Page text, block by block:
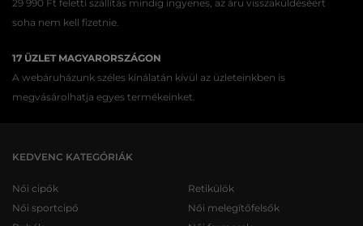
29 990 Ft feletti szállítás mindig ingyenes, az áru visszaküldéséért
soha nem kell fizetnie.
17 ÜZLET MAGYARORSZÁGON
A webáruházunk széles kínálatán kívül az üzleteinkben is
megvásárolhatja egyes termékeinket.
KEDVENC KATEGÓRIÁK
Női cipők
Női sportcipő
Retikülök
Női melegítőfelsők